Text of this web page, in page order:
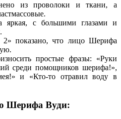
из проволоки и ткани, а
яркая, с большими глазами и
показано, что лицо Шерифа
простые фразы: «Руки
среди помощников шерифа!»,
и «Кто-то отравил воду в
Шерифа Вуди: